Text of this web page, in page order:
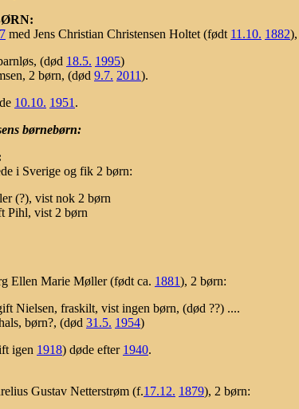
med Jens Christian Christensen Holtet (født 11.10. 1882
(død 18.5. 1995)
2 børn, (død 9.7. 2011).
10.10. 1951 .
børnebørn:
i Sverige og fik 2 børn:
(?), vist nok 2 børn
Pihl, vist 2 børn
Ellen Marie Møller (født ca. 1881), 2 børn:
Nielsen, fraskilt, vist ingen børn, (død ??) ....
børn?, (død 31.5. 1954)
igen 1918) døde efter 1940.
Gustav Netterstrøm (f.17.12. 1879), 2 børn: